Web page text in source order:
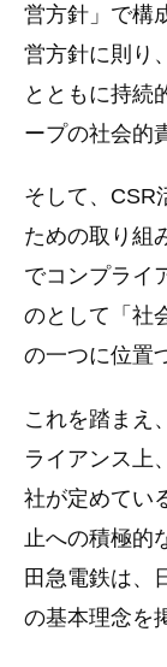
営方針」で構
営方針に則り
とともに持続
ープの社会的
そして、CSR
ための取り組
でコンプライ
のとして「社
の一つに位置
これを踏まえ
ライアンス上
社が定めてい
止への積極的
田急電鉄は、
の基本理念を